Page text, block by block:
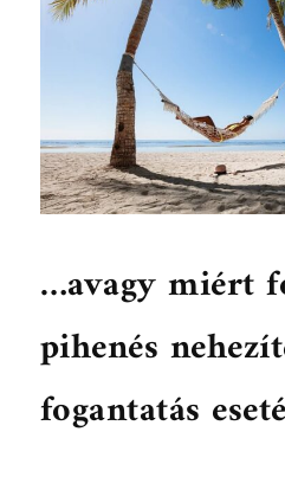
…avagy miért
pihenés
fogantatás